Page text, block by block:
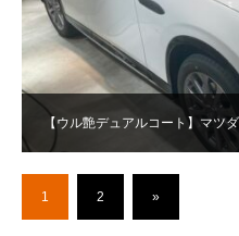
【ウル艶デュアルコート】マ
1 2 »